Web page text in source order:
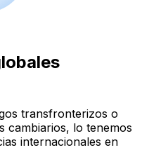
transfronterizos o
cambiarios, lo tenemos
internacionales en